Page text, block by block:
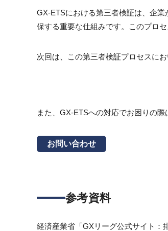
GX-ETSにおける第三者検証は、企
保する重要な仕組みです。このプロ
次回は、この第三者検証プロセスに
また、GX-ETSへの対応でお困りの際
お問い合わせ
参考資料
経済産業省「GXリーグ公式サイト：